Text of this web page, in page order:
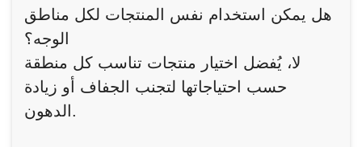
هل يمكن استخدام نفس المنتجات لكل مناطق
الوجه؟
لا، يُفضل اختيار منتجات تناسب كل منطقة
حسب احتياجاتها لتجنب الجفاف أو زيادة
الدهون.